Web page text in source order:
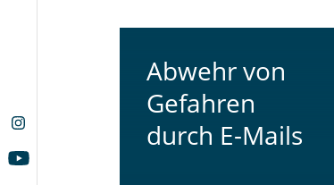
Abwehr von
Ge­fah­ren
durch E-Mails